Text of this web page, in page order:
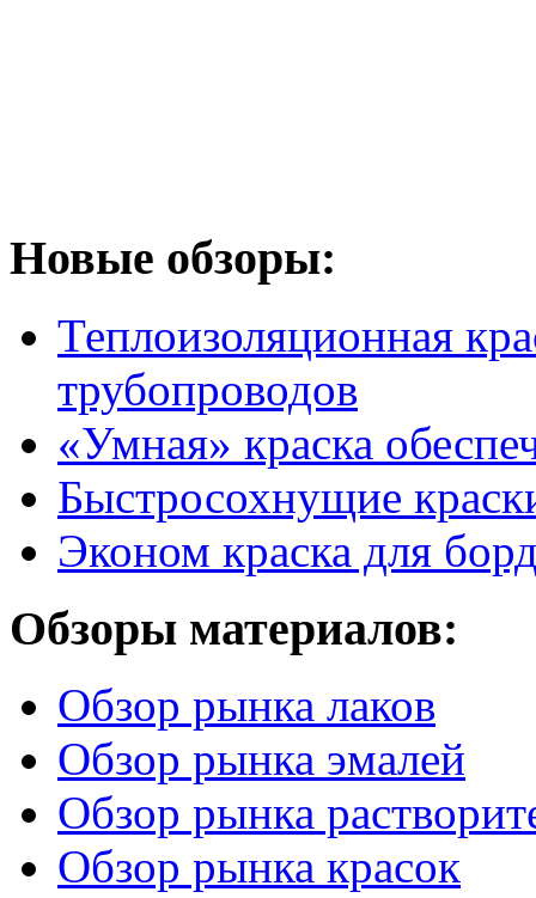
Новые обзоры:
Теплоизоляционная
трубопроводов
«Умная» краска
Быстросохнущие
Эконом краска для
Обзоры материалов:
Обзор рынка лаков
Обзор рынка эмалей
Обзор рынка
Обзор рынка красок